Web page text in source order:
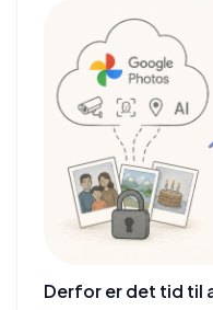
Derfor er det tid til